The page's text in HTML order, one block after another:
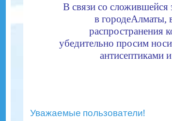
В связи со сложившейся
в городеАлматы,
распространения
убедительно просим
антисептиками
Уважаемые пользователи!